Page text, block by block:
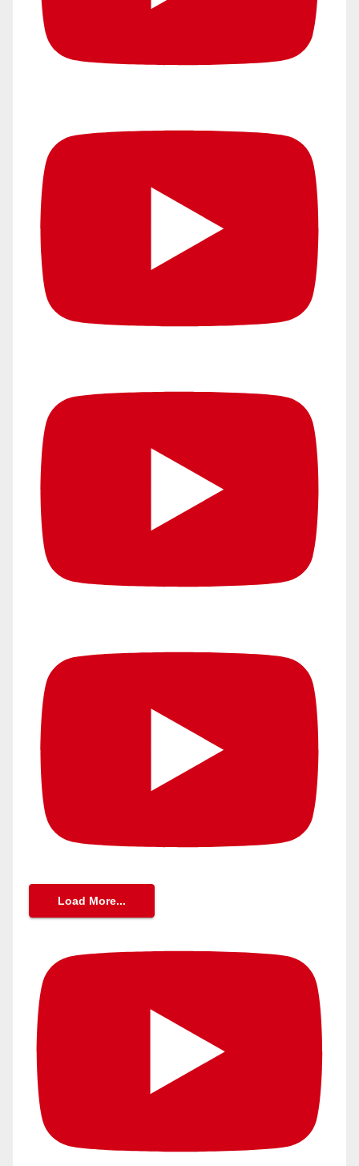
Load More...